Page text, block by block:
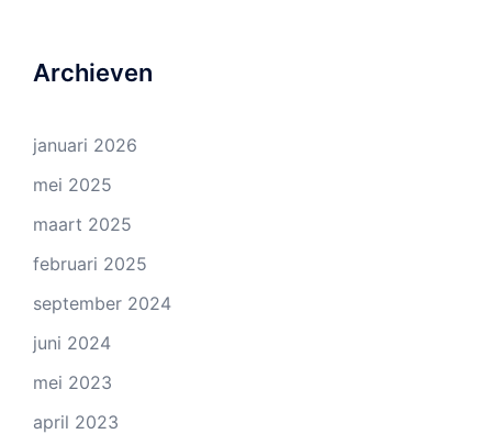
Archieven
januari 2026
mei 2025
maart 2025
februari 2025
september 2024
juni 2024
mei 2023
april 2023